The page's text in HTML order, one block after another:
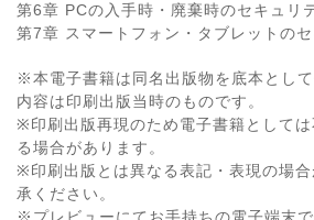
第6章 PCの入手時・廃棄時のセキュリ
第7章 スマートフォン・タブレットの
※本電子書籍は同名出版物を底本とし
内容は印刷出版当時のものです。
※印刷出版再現のため電子書籍として
る場合があります。
※印刷出版とは異なる表記・表現の場
承ください。